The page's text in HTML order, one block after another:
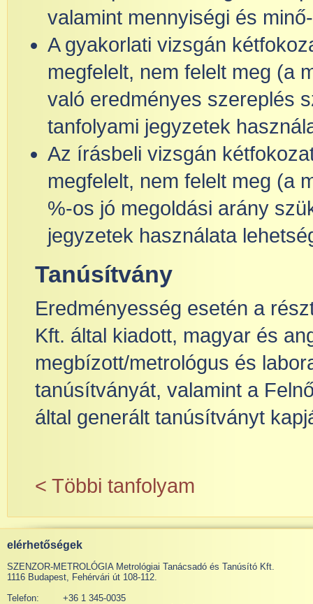
valamint mennyiségi és
A gyakorlati vizsgán
megfelelt, nem felelt meg (a
való eredményes szereplés
tanfolyami jegyzetek
Az írásbeli vizsgán
megfelelt, nem felelt meg (a
%-os jó megoldási arány
jegyzetek használata
Tanúsítvány
Eredményesség esetén a
Kft. által kiadott, magyar és
megbízott/metrológus és
tanúsítványát, valamint a
által generált tanúsítványt
< Többi tanfolyam
elérhetőségek
SZENZOR-METROLÓGIA Metrológiai Tanácsadó és Tanúsító Kft.
1116 Budapest, Fehérvári út 108-112.
Telefon:
+36 1 345-0035